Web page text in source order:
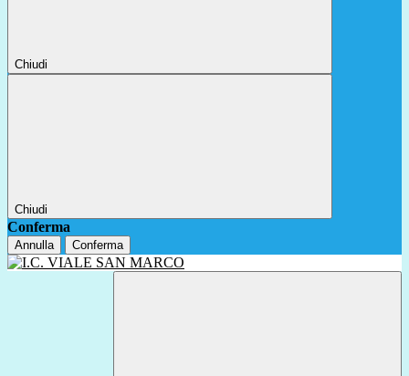
Chiudi
Chiudi
Conferma
Annulla Conferma